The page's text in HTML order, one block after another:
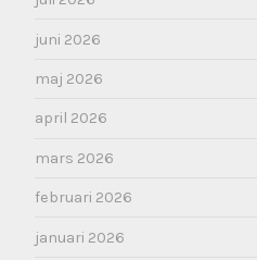
juni 2026
maj 2026
april 2026
mars 2026
februari 2026
januari 2026